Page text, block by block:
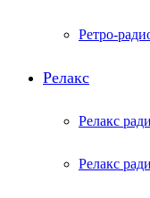
Ретро-
Релакс
Релакс
Релакс